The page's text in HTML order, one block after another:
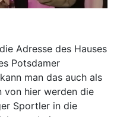
Adresse des Hauses
Potsdamer
man das auch als
von hier werden die
Sportler in die